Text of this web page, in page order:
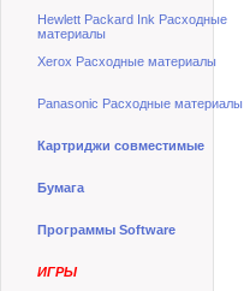
Hewlett Packard Ink Расходные
материалы
Xerox Расходные материалы
Panasonic Расходные материалы
Картриджи совместимые
Бумага
Программы Software
ИГРЫ